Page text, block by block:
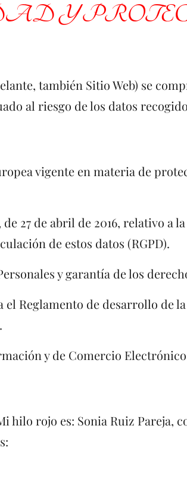
Y
también Sitio Web) se
al riesgo de los datos
vigente en materia de
27 de abril de 2016, relativo a
de estos datos (RGPD).
y garantía de los
Reglamento de desarrollo de la
y de Comercio
rojo es: Sonia Ruiz Pareja,